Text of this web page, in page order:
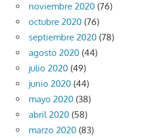
noviembre 2020 (76)
octubre 2020 (76)
septiembre 2020 (78)
agosto 2020 (44)
julio 2020 (49)
junio 2020 (44)
mayo 2020 (38)
abril 2020 (58)
marzo 2020 (83)